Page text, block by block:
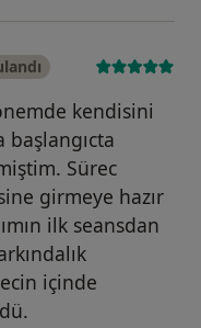
kendisini
başlangıcta
Sürec
girmeye hazır
ilk seansdan
içinde